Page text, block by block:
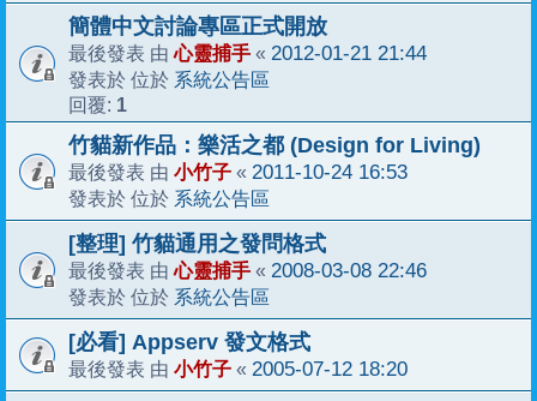
簡體中文討論專區正式開放
最後發表 由心靈捕手 « 2012-01-21 21:44
發表於 位於 系統公告區
回覆: 1
竹貓新作品：樂活之都 (Design for Living)
最後發表 由 小竹子 « 2011-10-24 16:53
發表於 位於 系統公告區
[整理] 竹貓通用之發問格式
最後發表 由心靈捕手 « 2008-03-08 22:46
發表於 位於 系統公告區
[必看] Appserv 發文格式
最後發表 由 小竹子 « 2005-07-12 18:20